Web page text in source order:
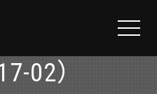
更新记录汇
02）